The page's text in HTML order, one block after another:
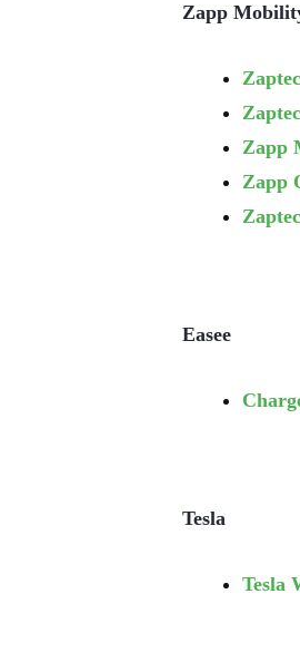
Zapp
Zapp
Zapp
Easee
Tesla
Tesla